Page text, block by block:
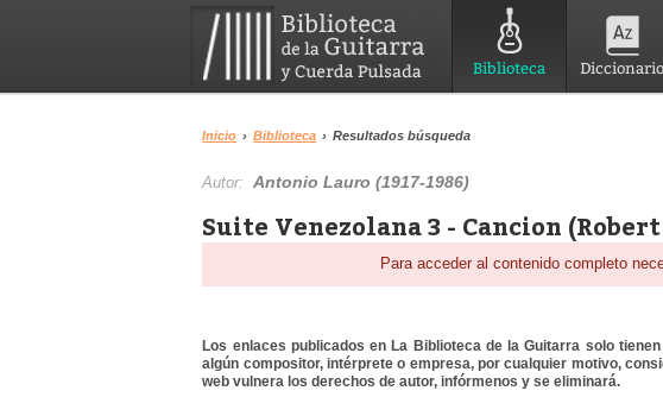
Biblioteca Diccionario
Inicio › Biblioteca › Resultados búsqueda
Autor:Antonio Lauro (1917-1986)
Suite Venezolana 3 - Cancion
Para acceder al contenido completo
Los enlaces publicados en La Biblioteca de la Guitarra solo
algún compositor, intérprete o empresa, por cualquier motivo,
web vulnera los derechos de autor, infórmenos y se eliminará.